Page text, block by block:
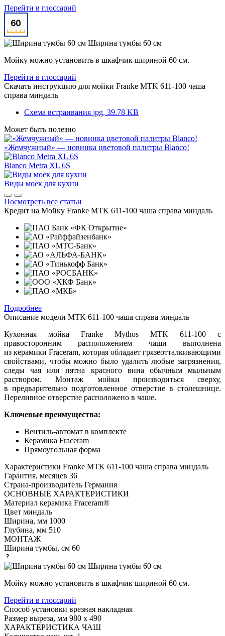
Перейти в глоссарий
Ширина тумбы 60 см
Мойку можно установить в шкафчик шириной 60 см.
Перейти в глоссарий
Скачать инструкцию для мойки Franke MTK 611-100 чаша
справа миндаль
Схема встраивания jpg, 39.78 KB
Может быть полезно
«Жемчужный» — новинка цветовой палитры Blanco!
Blanco Metra XL 6S
Виды моек для кухни
Посмотреть все статьи
Кредит на Мойку Franke MTK 611-100 чаша справа миндаль
Подробнее
Описание модели MTK 611-100 чаша справа миндаль
Кухонная мойка Franke Mythos MTK 611-100 с
правосторонним расположением чаши выполнена
из керамики Fraceram, которая обладает грязеотталкивающими
свойствами, чтобы можно было удалить любые загрязнения,
следы чая или пятна красного вина обычным мыльным
раствором. Монтаж мойки производиться сверху,
в предварительно подготовленное отверстие в столешнице.
Переливное отверстие расположено в чаше.
Ключевые преимущества:
Вентиль-автомат в комплекте
Керамика Fraceram
Прямоугольная форма
Характеристики Franke MTK 611-100 чаша справа миндаль
Гарантия, месяцев 36
Страна-производитель Германия
ОСНОВНЫЕ ХАРАКТЕРИСТИКИ
Материал керамика Fraceram®
Цвет миндаль
Ширина, мм 1000
Глубина, мм 510
МОНТАЖ
Ширина тумбы, см 60
Ширина тумбы 60 см
Мойку можно установить в шкафчик шириной 60 см.
Перейти в глоссарий
Способ установки врезная накладная
Размер выреза, мм 980 х 490
ХАРАКТЕРИСТИКА ЧАШ